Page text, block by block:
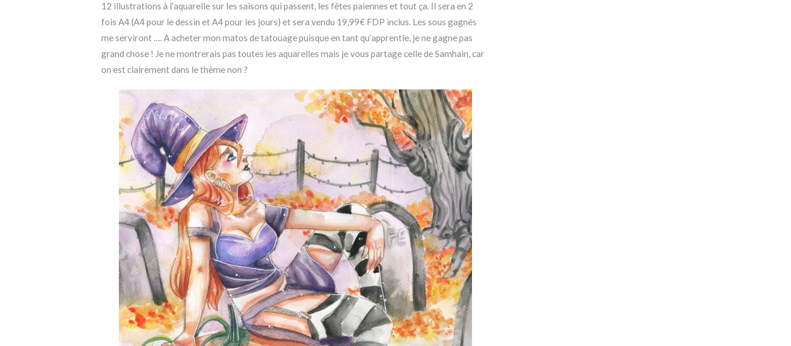
12 illustrations à l’aquarelle sur les saisons qui passent, les fêtes paiennes et tout ça. Il sera en 2
fois A4 (A4 pour le dessin et A4 pour les jours) et sera vendu 19,99€ FDP inclus. Les sous gagnés
me serviront …. A acheter mon matos de tatouage puisque en tant qu’apprentie, je ne gagne pas
grand chose ! Je ne montrerais pas toutes les aquarelles mais je vous partage celle de Samhain, car
on est clairement dans le thème non ?